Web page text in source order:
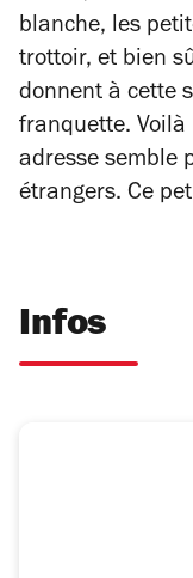
blanche, les
trottoir, et bien
donnent à cette
franquette. Voilà
adresse semble
étrangers. Ce
Infos